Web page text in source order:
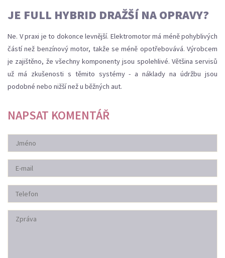
JE FULL HYBRID DRAŽŠÍ NA OPRAVY?
Ne. V praxi je to dokonce levnější. Elektromotor má méně pohyblivých
částí než benzínový motor, takže se méně opotřebovává. Výrobcem
je zajištěno, že všechny komponenty jsou spolehlivé. Většina servisů
už má zkušenosti s těmito systémy - a náklady na údržbu jsou
podobné nebo nižší než u běžných aut.
NAPSAT KOMENTÁŘ